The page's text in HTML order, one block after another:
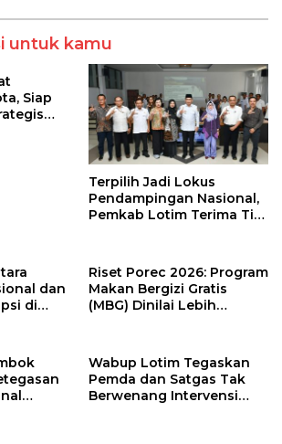
untuk kamu
Siap
Terpilih Jadi Lokus
Pendampingan Nasional,
Pemkab Lotim Terima Tim
dan
di
Riset Porec 2026: Program
Makan Bergizi Gratis
(MBG) Dinilai Lebih
Wabup Lotim Tegaskan
Pemda dan Satgas Tak
Berwenang Intervensi